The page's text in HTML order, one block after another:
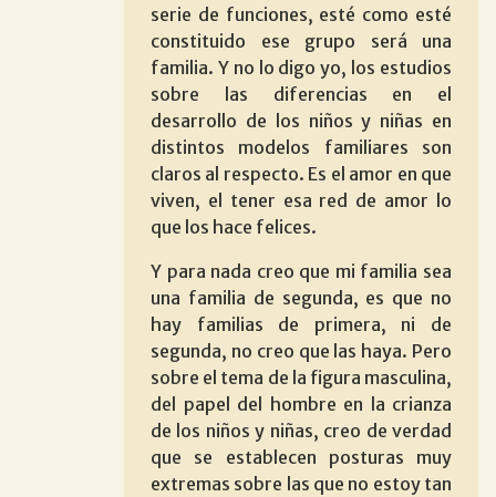
serie de funciones, esté como esté
constituido ese grupo será una
familia. Y no lo digo yo, los estudios
sobre las diferencias en el
desarrollo de los niños y niñas en
distintos modelos familiares son
claros al respecto. Es el amor en que
viven, el tener esa red de amor lo
que los hace felices.
Y para nada creo que mi familia sea
una familia de segunda, es que no
hay familias de primera, ni de
segunda, no creo que las haya. Pero
sobre el tema de la figura masculina,
del papel del hombre en la crianza
de los niños y niñas, creo de verdad
que se establecen posturas muy
extremas sobre las que no estoy tan